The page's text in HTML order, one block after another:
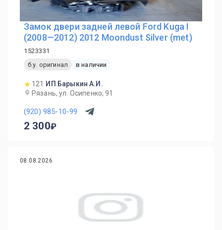
Замок двери задней левой Ford Kuga I
(2008—2012) 2012 Moondust Silver (met)
1523331
б.у. оригинал
в наличии
121
ИП Барыкин А.И.
Рязань, ул. Осипенко, 91
(920) 985-10-99
2 300
08.08.2026